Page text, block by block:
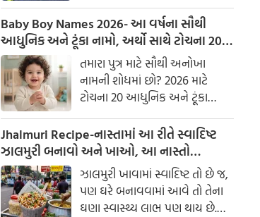
અને અંદરથી અતિ નરમ છે. મસાલા
અને ક્રીમી ટેક્સચરનું સંપૂર્ણ મિશ્રણ
તેને બધી ઉંમરના લોકોમાં પ્રિય
બનાવે છે.
Baby Boy Names 2026- આ વર્ષના સૌથી
આધુનિક અને ટૂંકા નામો, અર્થો સાથે ટોચના 20
નામોની યાદી જુઓ.તમારા પુત્ર માટે સૌથી અનોખા
નામની શોધમાં છો? 2026 માટે
ટોચના 20 આધુનિક અને ટૂંકા
બાળક છોકરાના નામોની યાદી
તપાસો, અર્થો સાથે, જે તમારા
બાળકને એક સુંદર ઓળખ આપશે.
Jhalmuri Recipe-નાસ્તામાં આ રીતે સ્વાદિષ્ટ
ઝાલમુરી બનાવો અને ખાઓ, આ નાસ્તો
મસાલેદાર અને સ્વાદિષ્ટ છે.ઝાલમુરી ખાવામાં સ્વાદિષ્ટ તો છે જ,
પણ ઘરે બનાવવામાં આવે તો તેના
ઘણા સ્વાસ્થ્ય લાભ પણ થાય છે.